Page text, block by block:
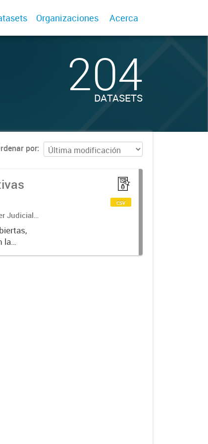
Organizaciones Acerca
204
DATASETS
por
Judicial
la
cada
csv